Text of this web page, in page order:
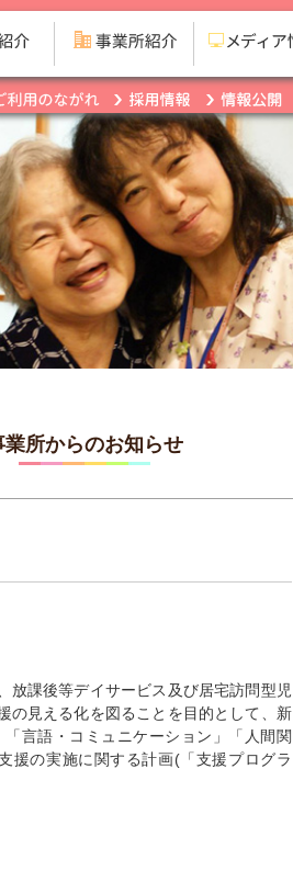
業所からのお知らせ
放課後等デイサービス及び居宅訪問型児
の見える化を図ることを目的として、新
言語・コミュニケーション」「人間関
援の実施に関する計画(「支援プログラ